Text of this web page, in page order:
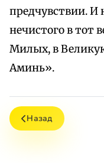
предчувствии. И
нечистого в тот
Милых, в
Аминь».
Назад